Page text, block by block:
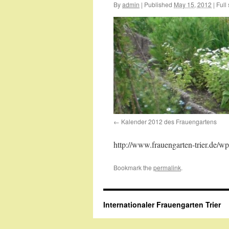
Byadmin | Published May 15, 2012 | Full
Kalender 2012 des Frauengartens
http://www.frauengarten-trier.de/
Bookmark the permalink.
Internationaler Frauengarten Trier